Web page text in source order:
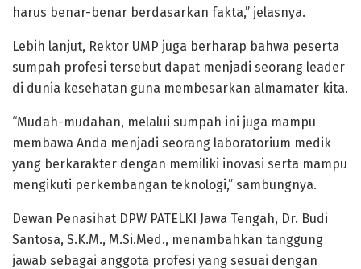
harus benar-benar berdasarkan fakta,” jelasnya.
Lebih lanjut, Rektor UMP juga berharap bahwa peserta
sumpah profesi tersebut dapat menjadi seorang leader
di dunia kesehatan guna membesarkan almamater kita.
“Mudah-mudahan, melalui sumpah ini juga mampu
membawa Anda menjadi seorang laboratorium medik
yang berkarakter dengan memiliki inovasi serta mampu
mengikuti perkembangan teknologi,” sambungnya.
Dewan Penasihat DPW PATELKI Jawa Tengah, Dr. Budi
Santosa, S.K.M., M.Si.Med., menambahkan tanggung
jawab sebagai anggota profesi yang sesuai dengan